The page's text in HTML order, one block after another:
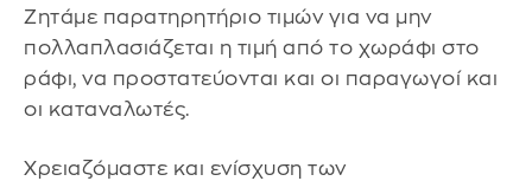
Ζητάμε παρατηρητήριο τιμών για να μην
πολλαπλασιάζεται η τιμή από το χωράφι στο
ράφι, να προστατεύονται και οι παραγωγοί και
οι καταναλωτές.
Χρειαζόμαστε και ενίσχυση των